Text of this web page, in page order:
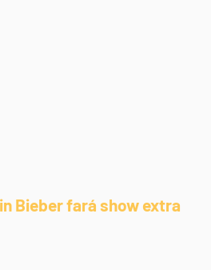
Bieber fará show extra